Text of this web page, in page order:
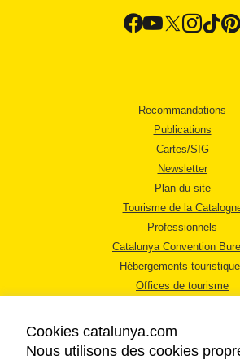
Recommandations
Publications
Cartes/SIG
Newsletter
Plan du site
Tourisme de la
Professionnels
Catalunya Convention
Hébergements
Offices de tourisme
Cookies catalunya.com
Nous utilisons des cookies